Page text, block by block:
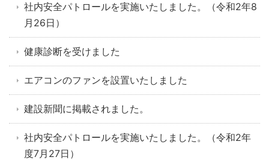
社内安全パトロールを実施いたしました。（令和2年8
月26日）
健康診断を受けました
エアコンのファンを設置いたしました
建設新聞に掲載されました。
社内安全パトロールを実施いたしました。（令和2年
度7月27日）